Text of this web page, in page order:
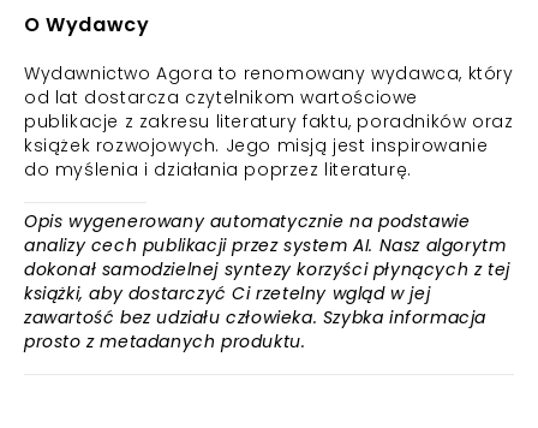
O Wydawcy
Wydawnictwo Agora to renomowany wydawca, który
od lat dostarcza czytelnikom wartościowe
publikacje z zakresu literatury faktu, poradników oraz
książek rozwojowych. Jego misją jest inspirowanie
do myślenia i działania poprzez literaturę.
Opis wygenerowany automatycznie na podstawie
analizy cech publikacji przez system AI. Nasz algorytm
dokonał samodzielnej syntezy korzyści płynących z tej
książki, aby dostarczyć Ci rzetelny wgląd w jej
zawartość bez udziału człowieka. Szybka informacja
prosto z metadanych produktu.